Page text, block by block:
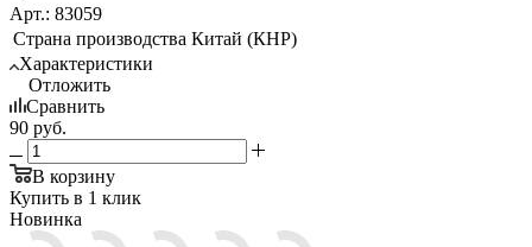
Арт.: 83059
Страна производства Китай (КНР)
Характеристики
Отложить
Сравнить
90 руб.
В корзину
Купить в 1 клик
Новинка